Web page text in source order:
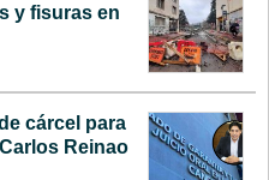
y fisuras en
cárcel para
Reinao